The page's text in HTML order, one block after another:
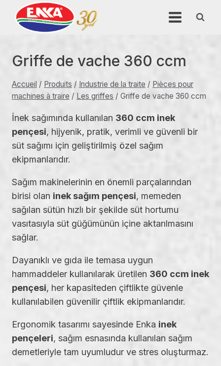
contenu
Griffe de vache 360 ccm
Accueil / Produits / Industrie de la traite / Pièces pour
machines à traire / Les griffes / Griffe de vache 360 ccm
İnek sağımında kullanılan 360 ccm inek
pençesi, hijyenik, pratik, verimli ve güvenli bir
süt sağımı için geliştirilmiş özel sağım
ekipmanlarıdır.
Sağım makinelerinin en önemli parçalarından
birisi olan inek sağım pençesi, memeden
sağılan sütün hızlı bir şekilde süt hortumu
vasıtasıyla süt güğümünün içine aktarılmasını
sağlar.
Dayanıklı ve gıda ile temasa uygun
hammaddeler kullanılarak üretilen 360 ccm inek
pençesi, her kapasiteden çiftlikte güvenle
kullanılabilen güvenilir çiftlik ekipmanlarıdır.
Ergonomik tasarımı sayesinde Enka inek
pençeleri, sağım esnasında kullanılan sağım
demetleriyle tam uyumludur ve stres oluşturmaz.